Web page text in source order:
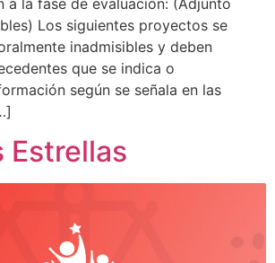
Los siguientes proyectos se
inadmisibles y deben
que se indica o
según se señala en las
Estrellas